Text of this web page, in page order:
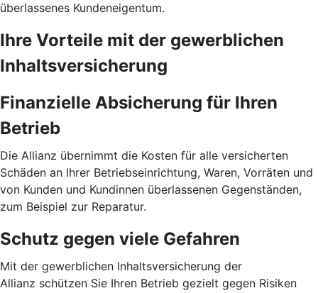
überlassenes Kunden­eigentum.
Ihre Vorteile mit der gewerblichen
Inhalts­versicherung
Finanzielle Absicherung für Ihren
Betrieb
Die Allianz übernimmt die Kosten für alle versicherten
Schäden an Ihrer Betriebseinrichtung, Waren, Vorräten und
von Kunden und Kundinnen überlassenen Gegenständen,
zum Beispiel zur Reparatur.
Schutz gegen viele Gefahren
Mit der gewerblichen Inhalts­versicherung der
Allianz schützen Sie Ihren Betrieb gezielt gegen Risiken